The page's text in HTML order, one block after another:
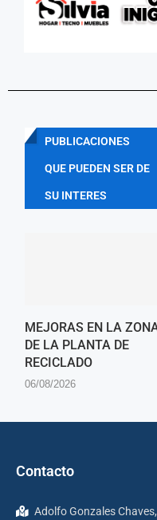
PUBLICACIONES
QUE PUEDEN SER DE
SU INTERES
MEJORAS EN LA
DE LA PLANTA DE
RECICLADO
06/08/2026
Contacto
Adolfo Gonzales